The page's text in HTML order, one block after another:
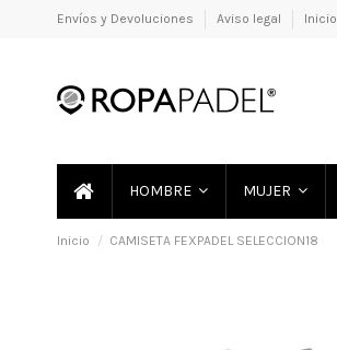
Envíos y Devoluciones Aviso legal Inicio
HOMBRE MUJER
Inicio CAMISETA FEXPADEL SELECCION18